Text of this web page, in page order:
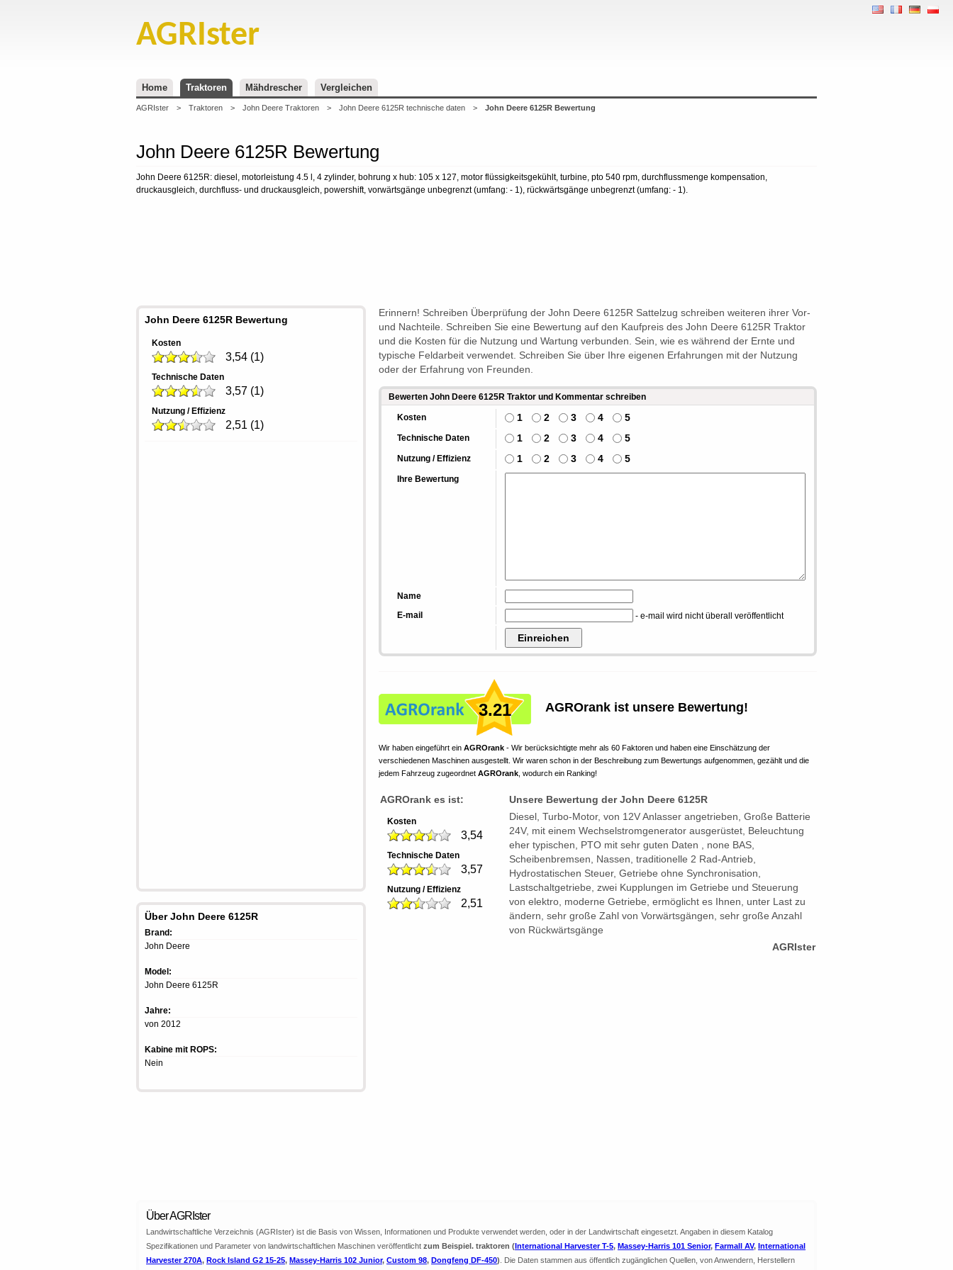
AGRIster
Home Traktoren Mähdrescher Vergleichen
AGRIster > Traktoren > John Deere Traktoren > John Deere 6125R technische daten > John Deere 6125R Bewertung
John Deere 6125R Bewertung
John Deere 6125R: diesel, motorleistung 4.5 l, 4 zylinder, bohrung x hub: 105 x 127, motor flüssigkeitsgekühlt, turbine, pto 540 rpm, durchflussmenge kompensation,
druckausgleich, durchfluss- und druckausgleich, powershift, vorwärtsgänge unbegrenzt (umfang: - 1), rückwärtsgänge unbegrenzt (umfang: - 1).
John Deere 6125R Bewertung
Kosten
3,54 (1)
Technische Daten
3,57 (1)
Nutzung / Effizienz
2,51 (1)
Über John Deere 6125R
Brand:
John Deere
Model:
John Deere 6125R
Jahre:
von 2012
Kabine mit ROPS:
Nein
Erinnern! Schreiben Überprüfung der John Deere 6125R Sattelzug schreiben weiteren ihrer Vor-
und Nachteile. Schreiben Sie eine Bewertung auf den Kaufpreis des John Deere 6125R Traktor
und die Kosten für die Nutzung und Wartung verbunden. Sein, wie es während der Ernte und
typische Feldarbeit verwendet. Schreiben Sie über Ihre eigenen Erfahrungen mit der Nutzung
oder der Erfahrung von Freunden.
Bewerten John Deere 6125R Traktor und Kommentar schreiben
Kosten 1 2 3 4 5
Technische Daten 1 2 3 4 5
Nutzung / Effizienz 1 2 3 4 5
Ihre Bewertung
Name
E-mail
- e-mail wird nicht überall veröffentlicht
3.21 AGROrank ist unsere Bewertung!
Wir haben eingeführt ein AGROrank - Wir berücksichtigte mehr als 60 Faktoren und haben eine Einschätzung der
verschiedenen Maschinen ausgestellt. Wir waren schon in der Beschreibung zum Bewertungs aufgenommen, gezählt und die
jedem Fahrzeug zugeordnet AGROrank , wodurch ein Ranking!
AGROrank es ist:
Kosten
3,54
Technische Daten
3,57
Nutzung / Effizienz
2,51
Unsere Bewertung der John Deere 6125R
Diesel, Turbo-Motor, von 12V Anlasser angetrieben, Große Batterie
24V, mit einem Wechselstromgenerator ausgerüstet, Beleuchtung
eher typischen, PTO mit sehr guten Daten , none BAS,
Scheibenbremsen, Nassen, traditionelle 2 Rad-Antrieb,
Hydrostatischen Steuer, Getriebe ohne Synchronisation,
Lastschaltgetriebe, zwei Kupplungen im Getriebe und Steuerung
von elektro, moderne Getriebe, ermöglicht es Ihnen, unter Last zu
ändern, sehr große Zahl von Vorwärtsgängen, sehr große Anzahl
von Rückwärtsgänge
AGRIster
Über AGRIster
Landwirtschaftliche Verzeichnis (AGRIster) ist die Basis von Wissen, Informationen und Produkte verwendet werden, oder in der Landwirtschaft eingesetzt. Angaben in diesem Katalog
Spezifikationen und Parameter von landwirtschaftlichen Maschinen veröffentlicht zum Beispiel. traktoren (International Harvester T-5, Massey-Harris 101 Senior, Farmall AV, International
Harvester 270A, Rock Island G2 15-25, Massey-Harris 102 Junior, Custom 98, Dongfeng DF-450) . Die Daten stammen aus öffentlich zugänglichen Quellen, von Anwendern, Herstellern